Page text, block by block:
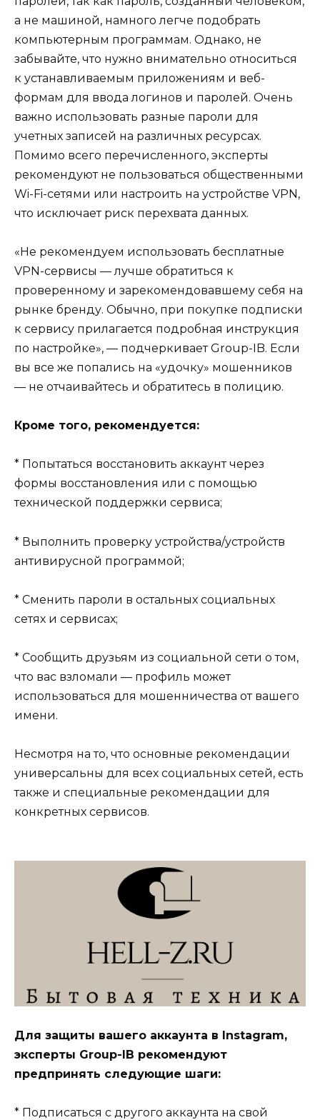
а не машиной, намного легче подобрать
компьютерным программам. Однако, не
забывайте, что нужно внимательно относиться
к устанавливаемым приложениям и веб-
формам для ввода логинов и паролей. Очень
важно использовать разные пароли для
учетных записей на различных ресурсах.
Помимо всего перечисленного, эксперты
рекомендуют не пользоваться общественными
Wi-Fi-сетями или настроить на устройстве VPN,
что исключает риск перехвата данных.
«Не рекомендуем использовать бесплатные
VPN-сервисы — лучше обратиться к
проверенному и зарекомендовавшему себя на
рынке бренду. Обычно, при покупке подписки
к сервису прилагается подробная инструкция
по настройке», — подчеркивает Group-IB. Если
вы все же попались на «удочку» мошенников
— не отчаивайтесь и обратитесь в полицию.
Кроме того, рекомендуется:
* Попытаться восстановить аккаунт через
формы восстановления или с помощью
технической поддержки сервиса;
* Выполнить проверку устройства/устройств
антивирусной программой;
* Сменить пароли в остальных социальных
сетях и сервисах;
* Сообщить друзьям из социальной сети о том,
что вас взломали — профиль может
использоваться для мошенничества от вашего
имени.
Несмотря на то, что основные рекомендации
универсальны для всех социальных сетей, есть
также и специальные рекомендации для
конкретных сервисов.
Для защиты вашего аккаунта в Instagram,
эксперты Group-IB рекомендуют
предпринять следующие шаги:
* Подписаться с другого аккаунта на свой